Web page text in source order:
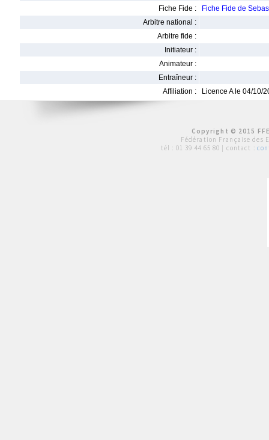
Fiche Fide :
Fiche Fide de
Arbitre national :
Arbitre fide :
Initiateur :
Animateur :
Entraîneur :
Affiliation :
Licence A le 04/10/
Copyright © 2015
Fédération Française des
tél : 01 39 44 65 80 | contact :